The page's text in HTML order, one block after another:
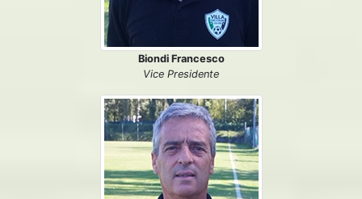
Biondi Francesco
Vice Presidente